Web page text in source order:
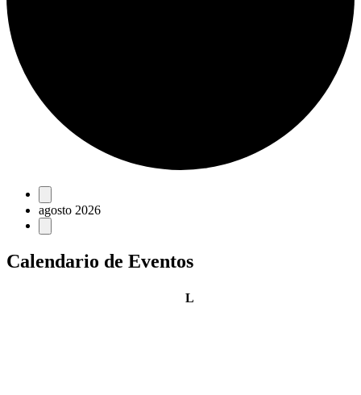
Eventos
agosto 2026
Calendario de Eventos
Llunes